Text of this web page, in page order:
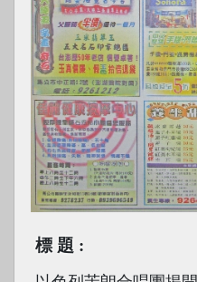
標題